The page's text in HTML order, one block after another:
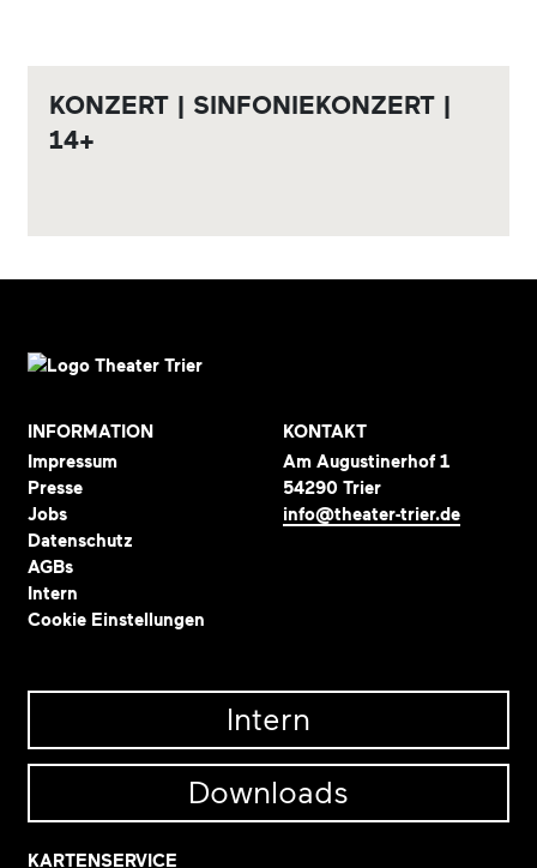
KONZERT | SINFONIEKONZERT |
14+
INFORMATION
Impressum
Presse
Jobs
Datenschutz
AGBs
Intern
Cookie Einstellungen
KONTAKT
Am Augustinerhof 1
54290 Trier
info@theater-trier.de
Intern
Downloads
KARTENSERVICE